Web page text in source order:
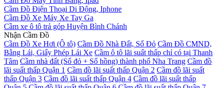
Cầm Đồ Điện Thoại Di Động, Iphone
Cầm Đồ Xe Máy Xe Tay Ga
Cầm xe ô tô trả góp Huyện Bình Chánh
Nhận Cầm Đồ
Cầm Đồ Xe Hơi (Ô tô) Cầm Đồ Nhà Đất, Sổ Đỏ Cầm Đồ CMND,
Bằng Lái, Giấy Phép Lái Xe Cầm ô tô lãi suất thấp chỉ có tại Thanh
Tâm Cầm nhà đất (Sổ đỏ + Sổ hồng) thành phố Nha Trang Cầm đồ
lãi suất thấp Quận 1 Cầm đồ lãi suất thấp Quận 2 Cầm đồ lãi suất
thấp Quận 3 Cầm đồ lãi suất thấp Quận 4 Cầm đồ lãi suất thấp